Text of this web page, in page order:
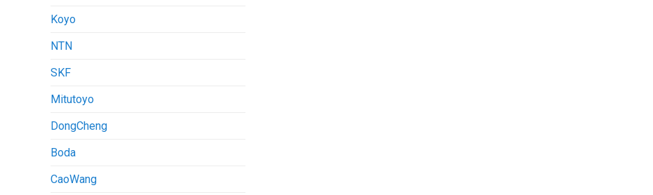
Koyo
NTN
SKF
Mitutoyo
DongCheng
Boda
CaoWang